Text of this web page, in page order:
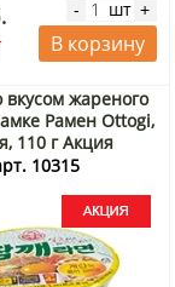
- шт +
В корзину
жареного
Рамен Ottogi,
110 г Акция
10315